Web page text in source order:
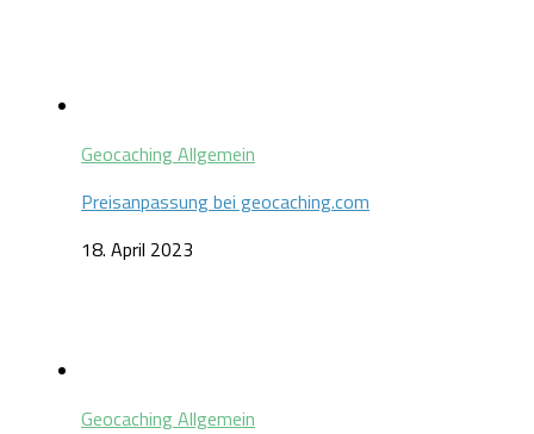
Geocaching Allgemein
Preisanpassung bei geocaching.com
18. April 2023
Geocaching Allgemein